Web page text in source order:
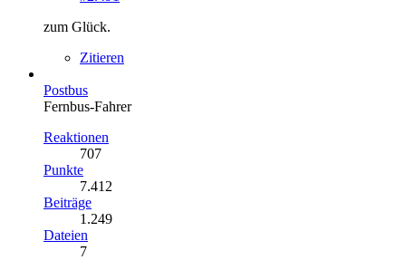
zum Glück.
Zitieren
Postbus
Fernbus-Fahrer
Reaktionen
707
Punkte
7.412
Beiträge
1.249
Dateien
7